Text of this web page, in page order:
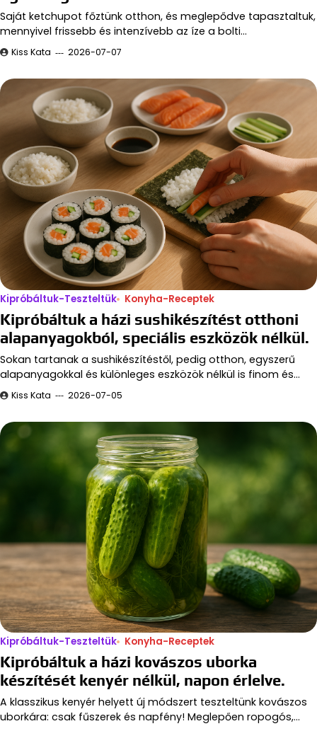
Saját ketchupot főztünk otthon, és meglepődve tapasztaltuk,
mennyivel frissebb és intenzívebb az íze a bolti…
Kiss Kata 2026-07-07
Kipróbáltuk-Teszteltük Konyha-Receptek
Kipróbáltuk a házi sushikészítést otthoni
alapanyagokból, speciális eszközök nélkül.
Sokan tartanak a sushikészítéstől, pedig otthon, egyszerű
alapanyagokkal és különleges eszközök nélkül is finom és…
Kiss Kata 2026-07-05
Kipróbáltuk-Teszteltük Konyha-Receptek
Kipróbáltuk a házi kovászos uborka
készítését kenyér nélkül, napon érlelve.
A klasszikus kenyér helyett új módszert teszteltünk kovászos
uborkára: csak fűszerek és napfény! Meglepően ropogós,…